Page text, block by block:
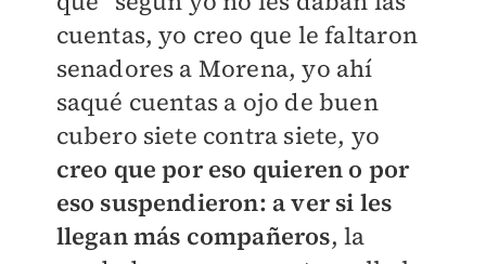
cuentas, yo creo que le faltaron
senadores a Morena, yo ahí
saqué cuentas a ojo de buen
cubero siete contra siete, yo
creo que por eso quieren o por
eso suspendieron: a ver si les
llegan más compañeros, la